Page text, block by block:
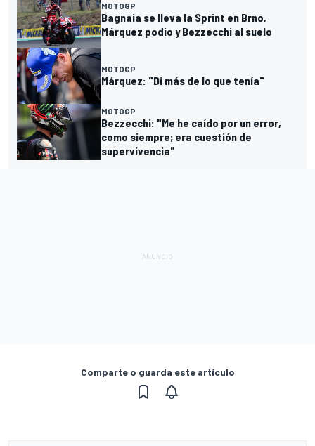
MOTOGP
Bagnaia se lleva la Sprint en Brno,
Márquez podio y Bezzecchi al suelo
MOTOGP
Márquez: "Di más de lo que tenía"
MOTOGP
Bezzecchi: "Me he caído por un error,
como siempre; era cuestión de
supervivencia"
Comparte o guarda este artículo